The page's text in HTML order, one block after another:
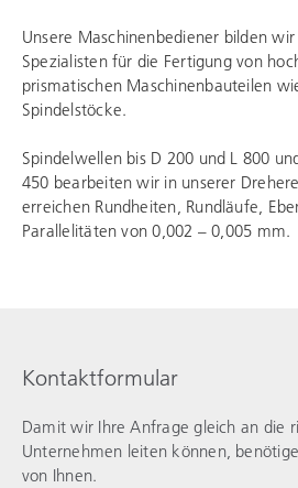
Unsere Maschinenbediener bilden
Spezialisten für die Fertigung von
prismatischen Maschinenbauteilen
Spindelstöcke.
Spindelwellen bis D 200 und L 800
450 bearbeiten wir in unserer
erreichen Rundheiten, Rundläufe,
Parallelitäten von 0,002 – 0,005 mm.
Kontaktformular
Damit wir Ihre Anfrage gleich an die
Unternehmen leiten können,
von Ihnen.